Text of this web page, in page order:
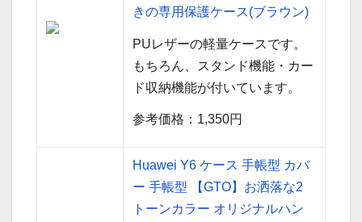
きの専用保護ケース(ブラウン)
PUレザーの軽量ケースです。
もちろん、スタンド機能・カー
ド収納機能が付いています。
参考価格：1,350円
Huawei Y6 ケース 手帳型 カバ
ー 手帳型 【GTO】お洒落な2
トーンカラー オリジナルハン